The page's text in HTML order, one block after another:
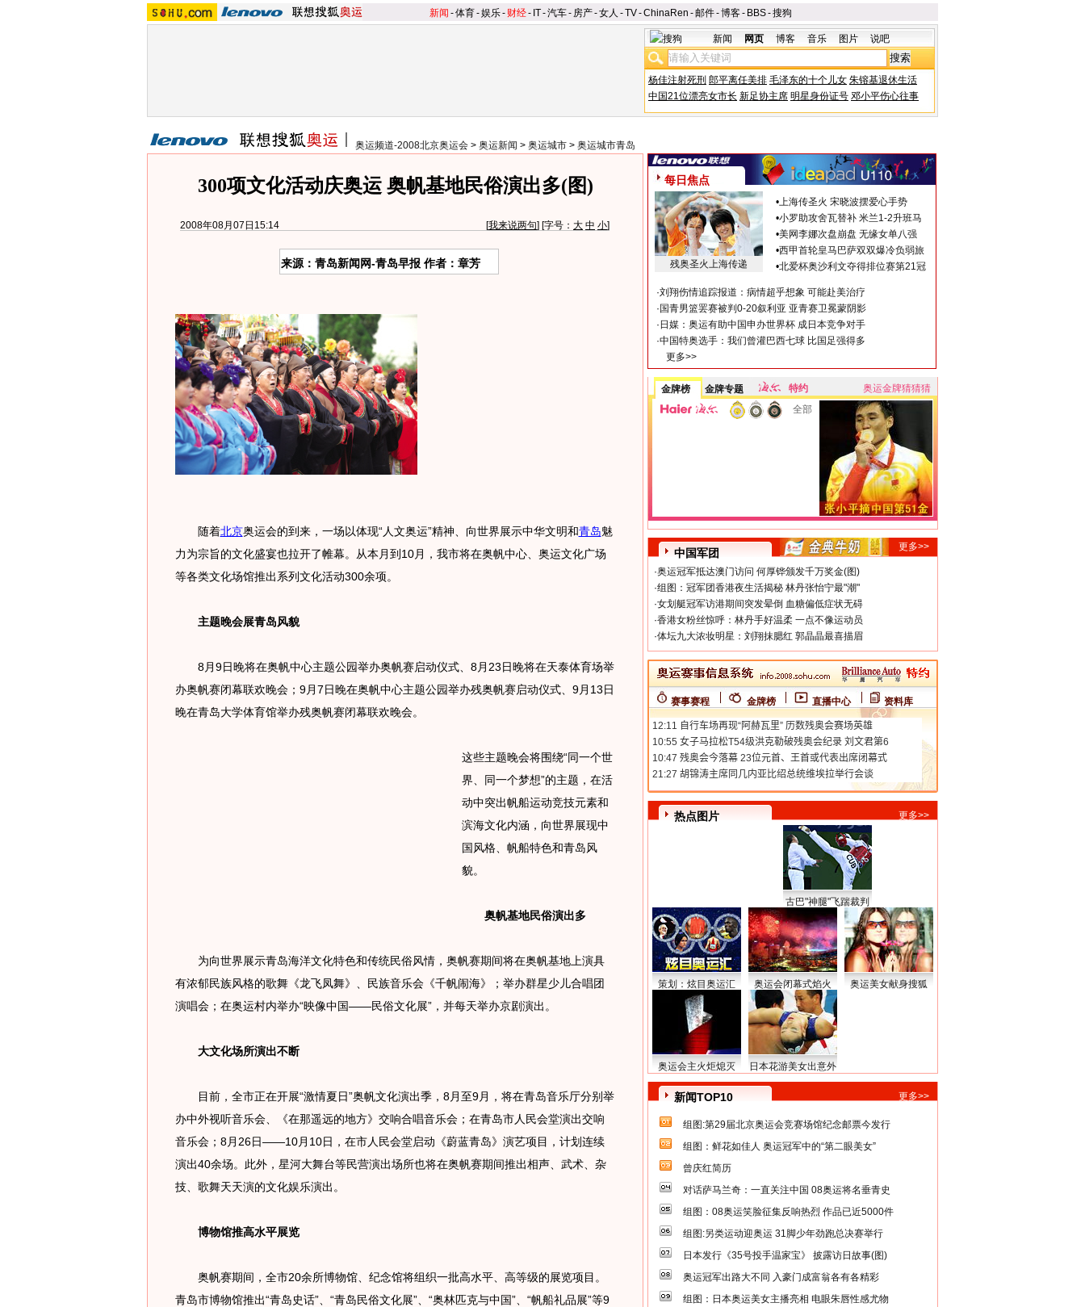
新闻 -体育-娱乐- 财经- IT-汽车- 房产-女人 -TV-ChinaRen -邮件-博客- BBS-搜狗
新闻 网页 博客 音乐 图片 说吧
杨佳注射死刑 郎平离任美排 毛泽东的十个儿女 朱镕基退休生活
中国21位漂亮女市长 新足协主席 明星身份证号 邓小平伤心往事
奥运频道-2008北京奥运会 > 奥运新闻 > 奥运城市 > 奥运城市青岛
300项文化活动庆奥运 奥帆基地民俗演出多(图)
2008年08月07日15:14 [我来说两句] [字号： 大 中 小]
来源：青岛新闻网-青岛早报 作者：章芳
随着北京奥运会的到来，一场以体现“人文奥运”精神、向世界展示中华文明和青岛魅
力为宗旨的文化盛宴也拉开了帷幕。从本月到10月，我市将在奥帆中心、奥运文化广场
等各类文化场馆推出系列文化活动300余项。
主题晚会展青岛风貌
8月9日晚将在奥帆中心主题公园举办奥帆赛启动仪式、8月23日晚将在天泰体育场举
办奥帆赛闭幕联欢晚会；9月7日晚在奥帆中心主题公园举办残奥帆赛启动仪式、9月13日
晚在青岛大学体育馆举办残奥帆赛闭幕联欢晚会。
这些主题晚会将围绕“同一个世
界、同一个梦想”的主题，在活
动中突出帆船运动竞技元素和
滨海文化内涵，向世界展现中
国风格、帆船特色和青岛风
貌。
奥帆基地民俗演出多
为向世界展示青岛海洋文化特色和传统民俗风情，奥帆赛期间将在奥帆基地上演具
有浓郁民族风格的歌舞《龙飞凤舞》、民族音乐会《千帆闹海》；举办群星少儿合唱团
演唱会；在奥运村内举办“映像中国——民俗文化展”，并每天举办京剧演出。
大文化场所演出不断
目前，全市正在开展“激情夏日”奥帆文化演出季，8月至9月，将在青岛音乐厅分别举
办中外视听音乐会、《在那遥远的地方》交响合唱音乐会；在青岛市人民会堂演出交响
音乐会；8月26日——10月10日，在市人民会堂启动《蔚蓝青岛》演艺项目，计划连续
演出40余场。此外，星河大舞台等民营演出场所也将在奥帆赛期间推出相声、武术、杂
技、歌舞天天演的文化娱乐演出。
博物馆推高水平展览
奥帆赛期间，全市20余所博物馆、纪念馆将组织一批高水平、高等级的展览项目。
青岛市博物馆推出“青岛史话”、“青岛民俗文化展”、“奥林匹克与中国”、“帆船礼品展”等9
每日焦点
残奥圣火上海传递
•上海传圣火 宋晓波摆爱心手势
•小罗助攻舍瓦替补 米兰1-2升班马
•美网李娜次盘崩盘 无缘女单八强
•西甲首轮皇马巴萨双双爆冷负弱旅
•北爱杯奥沙利文夺得排位赛第21冠
·刘翔伤情追踪报道：病情超乎想象 可能赴美治疗
· 国青男篮罢赛被判0-20叙利亚 亚青赛卫冕蒙阴影
· 日媒：奥运有助中国申办世界杯 成日本竞争对手
·中国特奥选手：我们曾灌巴西七球 比国足强得多
更多>>
金牌榜 金牌专题 特约
奥运金牌猜猜猜
全部
中国军团
更多>>
·奥运冠军抵达澳门访问 何厚铧颁发千万奖金(图)
·组图：冠军团香港夜生活揭秘 林丹张怡宁最"潮"
·女划艇冠军访港期间突发晕倒 血糖偏低症状无碍
·香港女粉丝惊呼：林丹手好温柔 一点不像运动员
·体坛九大浓妆明星：刘翔抹腮红 郭晶晶最喜描眉
赛事赛程 金牌榜 直播中心 资料库
热点图片 更多>>
古巴"神腿"飞踹裁判
策划：炫目奥运汇 奥运会闭幕式焰火 奥运美女献身搜狐
奥运会主火炬熄灭 日本花游美女出意外
新闻TOP10 更多>>
组图:第29届北京奥运会竞赛场馆纪念邮票今发行
组图：鲜花如佳人 奥运冠军中的“第二眼美女”
曾庆红简历
对话萨马兰奇：一直关注中国 08奥运将名垂青史
组图：08奥运笑脸征集反响热烈 作品已近5000件
组图:另类运动迎奥运 31脚少年劲跑总决赛举行
日本发行《35号投手温家宝》 披露访日故事(图)
奥运冠军出路大不同 入豪门成富翁各有各精彩
组图：日本奥运美女主播亮相 电眼朱唇性感尤物